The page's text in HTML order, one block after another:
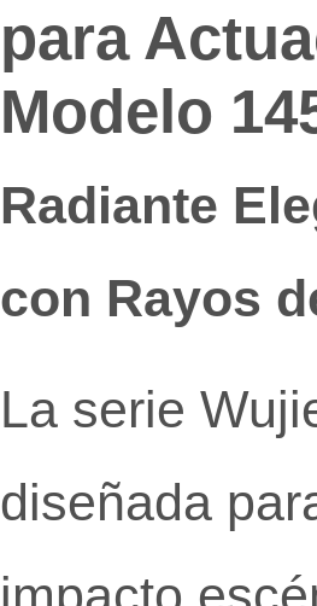
para
Modelo
Radiante
con Rayos
La serie
diseñada